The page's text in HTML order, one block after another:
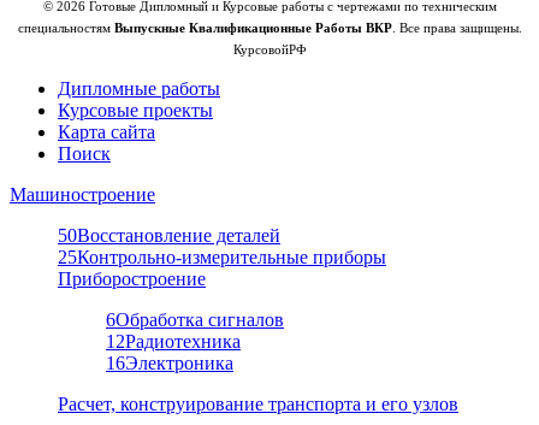
© 2026 Готовые Дипломный и Курсовые работы с чертежами по техническим
специальностям Выпускные Квалификационные Работы ВКР. Все права защищены.
КурсовойРФ
Дипломные работы
Курсовые проекты
Карта сайта
Поиск
Машиностроение
50Восстановление деталей
25Контрольно-измерительные приборы
Приборостроение
6Обработка сигналов
12Радиотехника
16Электроника
Расчет, конструирование транспорта и его узлов